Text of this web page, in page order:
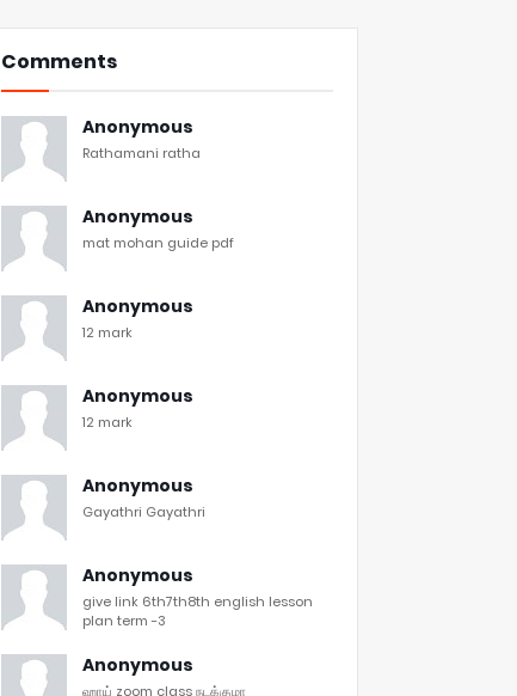
Comments
Anonymous
Rathamani ratha
Anonymous
mat mohan guide pdf
Anonymous
12 mark
Anonymous
12 mark
Anonymous
Gayathri Gayathri
Anonymous
give link 6th7th8th english lesson
plan term -3
Anonymous
ஹாய் zoom class நடக்குமா